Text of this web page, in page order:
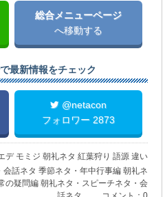
総合メニューページ
へ移動する
最新情報をチェック
@netacon
フォロワー 2873
デ モミジ 朝礼ネタ 紅葉狩り 語源 違い
会話ネタ 季節ネタ・年中行事編 朝礼ネ
の疑問編 朝礼ネタ・スピーチネタ・会